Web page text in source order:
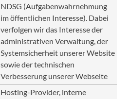
NDSG (Aufgabenwahrnehmung
im öffentlichen Interesse). Dabei
verfolgen wir das Interesse der
administrativen Verwaltung, der
Systemsicherheit unserer Website
sowie der technischen
Verbesserung unserer Webseite
Hosting-Provider, interne